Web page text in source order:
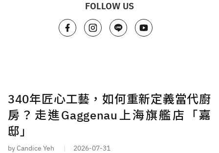
FOLLOW US
340年匠心工藝，如何重新定義當代廚
房？走進Gaggenau上海旗艦店「嘉
邸」
by Candice Yeh 2026-07-31